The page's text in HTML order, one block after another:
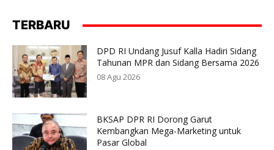
TERBARU
DPD RI Undang Jusuf Kalla Hadiri Sidang
Tahunan MPR dan Sidang Bersama 2026
08 Agu 2026
BKSAP DPR RI Dorong Garut
Kembangkan Mega-Marketing untuk
Pasar Global